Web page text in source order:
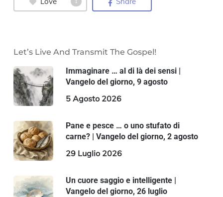
1
Let’s Live And Transmit The Gospel!
Immaginare … al di là dei sensi |
Vangelo del giorno, 9 agosto
5 Agosto 2026
Pane e pesce … o uno stufato di
carne? | Vangelo del giorno, 2 agosto
29 Luglio 2026
Un cuore saggio e intelligente |
Vangelo del giorno, 26 luglio